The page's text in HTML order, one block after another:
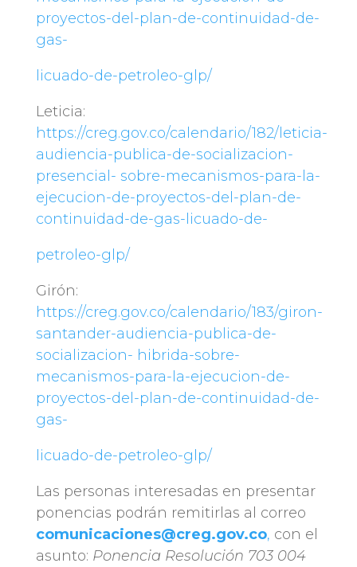
proyectos-del-plan-de-continuidad-de-
gas-
licuado-de-petroleo-glp/
Leticia:
https://creg.gov.co/calendario/182/leticia-
audiencia-publica-de-socializacion-
presencial- sobre-mecanismos-para-la-
ejecucion-de-proyectos-del-plan-de-
continuidad-de-gas-licuado-de-
petroleo-glp/
Girón:
https://creg.gov.co/calendario/183/giron-
santander-audiencia-publica-de-
socializacion- hibrida-sobre-
mecanismos-para-la-ejecucion-de-
proyectos-del-plan-de-continuidad-de-
gas-
licuado-de-petroleo-glp/
Las personas interesadas en presentar
ponencias podrán remitirlas al correo
comunicaciones@creg.gov.co, con el
asunto: Ponencia Resolución 703 004